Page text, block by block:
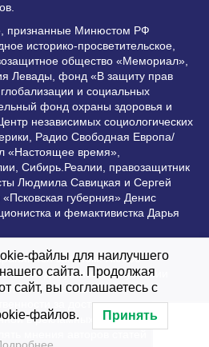
признанные Минюстом РФ
историко-просветительское,
общество «Мемориал»,
Левады, фонд «В защиту прав
и социальных
фонд охраны здоровья и
независимых социологических
Радио Свободная Европа/
«Настоящее время»,
Сибирь.Реалии, правозащитник
Людмила Савицкая и Сергей
губерния» Денис
и фемактивистка Дарья
законом. Любое
сайта допустимо при условии
на Vesti.UZ.
за достоверность
в рекламных объявлениях.
файлы для наилучшего
сайта. Продолжая
сайт, вы соглашаетесь с
файлов. Принять